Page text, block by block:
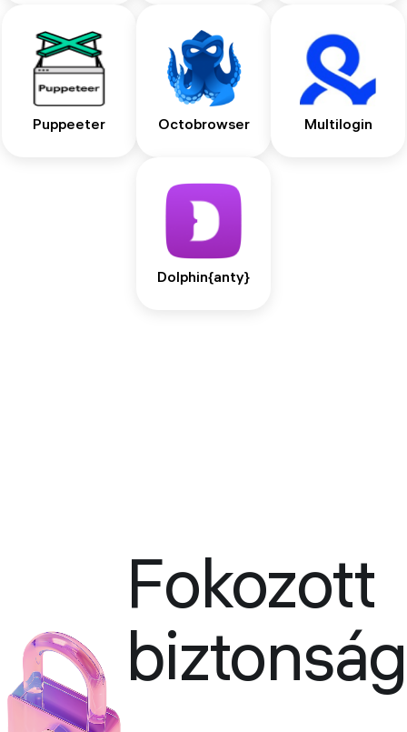
Puppeeter Octobrowser Multilogin
Dolphin{anty}
Fokozott
biztonság